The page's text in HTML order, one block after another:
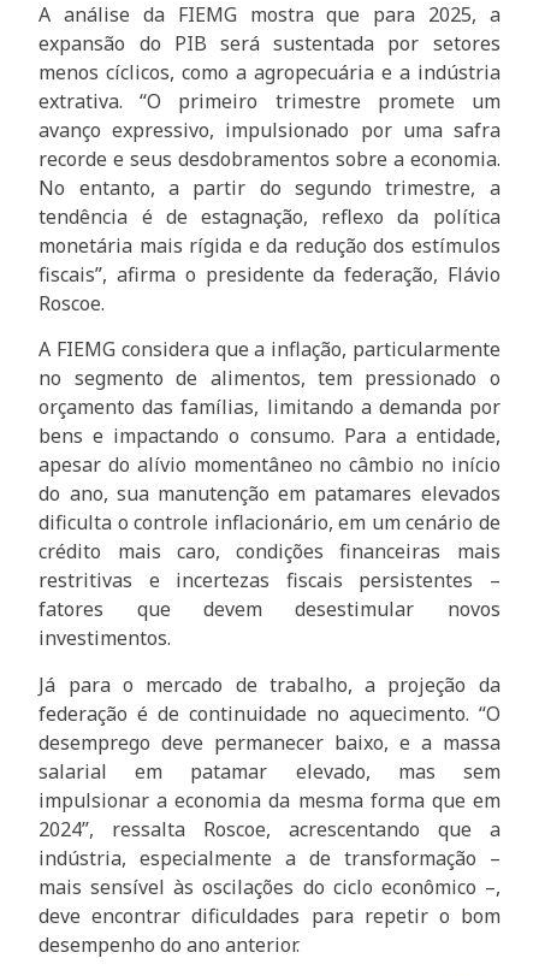
A análise da FIEMG mostra que para 2025, a
expansão do PIB será sustentada por setores
menos cíclicos, como a agropecuária e a indústria
extrativa. “O primeiro trimestre promete um
avanço expressivo, impulsionado por uma safra
recorde e seus desdobramentos sobre a economia.
No entanto, a partir do segundo trimestre, a
tendência é de estagnação, reflexo da política
monetária mais rígida e da redução dos estímulos
fiscais”, afirma o presidente da federação, Flávio
Roscoe.
A FIEMG considera que a inflação, particularmente
no segmento de alimentos, tem pressionado o
orçamento das famílias, limitando a demanda por
bens e impactando o consumo. Para a entidade,
apesar do alívio momentâneo no câmbio no início
do ano, sua manutenção em patamares elevados
dificulta o controle inflacionário, em um cenário de
crédito mais caro, condições financeiras mais
restritivas e incertezas fiscais persistentes –
fatores que devem desestimular novos
investimentos.
Já para o mercado de trabalho, a projeção da
federação é de continuidade no aquecimento. “O
desemprego deve permanecer baixo, e a massa
salarial em patamar elevado, mas sem
impulsionar a economia da mesma forma que em
2024”, ressalta Roscoe, acrescentando que a
indústria, especialmente a de transformação –
mais sensível às oscilações do ciclo econômico –,
deve encontrar dificuldades para repetir o bom
desempenho do ano anterior.